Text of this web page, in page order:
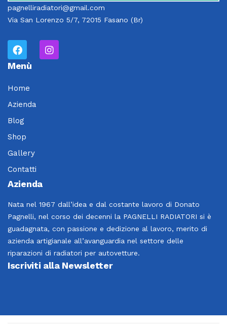
pagnelliradiatori@gmail.com
Via San Lorenzo 5/7, 72015 Fasano (Br)
Menù
Home
Azienda
Blog
Shop
Gallery
Contatti
Azienda
Nata nel 1967 dall’idea e dal costante lavoro di Donato
Pagnelli, nel corso dei decenni la PAGNELLI RADIATORI si è
guadagnata, con passione e dedizione al lavoro, merito di
azienda artigianale all’avanguardia nel settore delle
riparazioni di radiatori per autovetture.
Iscriviti alla Newsletter